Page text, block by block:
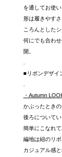
を通してお使い
形は履きやす
ころんとした
何にでも合わ
開。
■リボンデザイ
・Autumn
かぶったとき
後ろについて
簡単にこなれて
編地は紐のリ
カジュアル感